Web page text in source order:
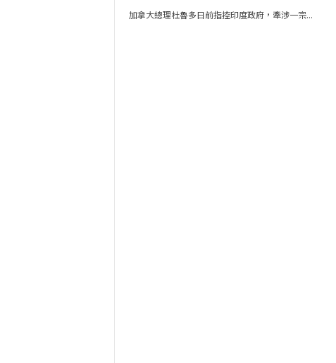
加拿大總理杜魯多日前指控印度政府，牽涉一宗...